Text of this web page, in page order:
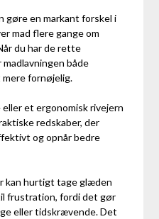
gøre en markant forskel i
mad flere gange om
du har de rette
både
fornøjelig.
eller et ergonomisk rivejern
redskaber, der
og opnår bedre
kan hurtigt tage glæden
frustration, fordi det gør
eller tidskrævende. Det